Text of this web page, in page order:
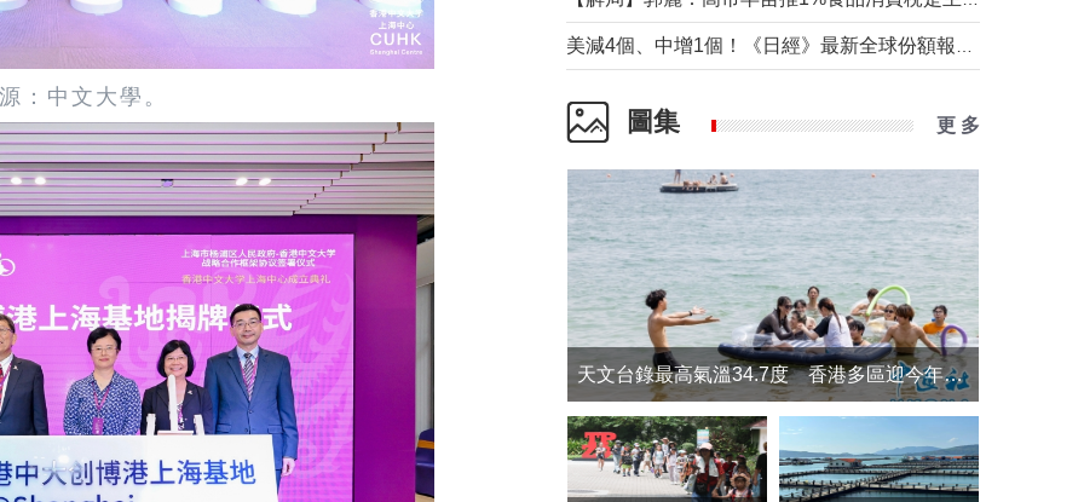
：中文大學。
圖集 更 多
天文台錄最高氣溫34.7度 香港多區迎今年最熱一天